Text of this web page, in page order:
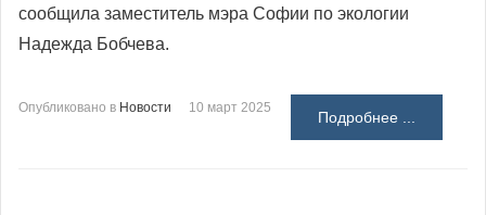
сообщила заместитель мэра Софии по экологии
Надежда Бобчева.
Опубликовано в Новости 10 март 2025
Подробнее ...